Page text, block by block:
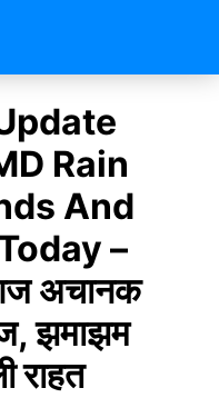
Rain
And
–
अचानक
झमाझम
राहत